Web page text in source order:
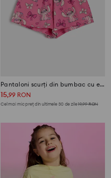
Pantaloni scurți din bumbac cu elastic Stitch
15,99 RON
Cel mai mic preț din ultimele 30 de zile19,99RON